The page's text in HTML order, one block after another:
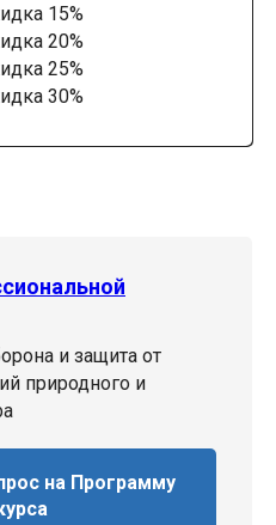
15%
20%
25%
30%
и защита от
природного и
на Программу